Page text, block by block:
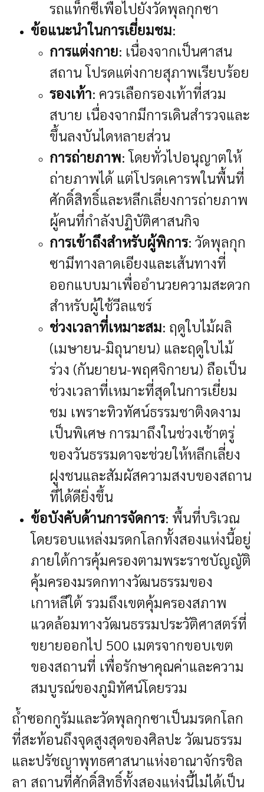
รถแท็กซี่เพื่อไปยังวัดพุลกุกซา
ข้อแนะนำในการเยี่ยมชม:
การแต่งกาย: เนื่องจากเป็นศาสน
สถาน โปรดแต่งกายสุภาพเรียบร้อย
รองเท้า: ควรเลือกรองเท้าที่สวม
สบาย เนื่องจากมีการเดินสำรวจและ
ขึ้นลงบันไดหลายส่วน
การถ่ายภาพ: โดยทั่วไปอนุญาตให้
ถ่ายภาพได้ แต่โปรดเคารพในพื้นที่
ศักดิ์สิทธิ์และหลีกเลี่ยงการถ่ายภาพ
ผู้คนที่กำลังปฏิบัติศาสนกิจ
การเข้าถึงสำหรับผู้พิการ: วัดพุลกุก
ซามีทางลาดเอียงและเส้นทางที่
ออกแบบมาเพื่ออำนวยความสะดวก
สำหรับผู้ใช้วีลแชร์
ช่วงเวลาที่เหมาะสม: ฤดูใบไม้ผลิ
(เมษายน-มิถุนายน) และฤดูใบไม้
ร่วง (กันยายน-พฤศจิกายน) ถือเป็น
ช่วงเวลาที่เหมาะที่สุดในการเยี่ยม
ชม เพราะทิวทัศน์ธรรมชาติงดงาม
เป็นพิเศษ การมาถึงในช่วงเช้าตรู่
ของวันธรรมดาจะช่วยให้หลีกเลี่ยง
ฝูงชนและสัมผัสความสงบของสถาน
ที่ได้ดียิ่งขึ้น
ข้อบังคับด้านการจัดการ: พื้นที่บริเวณ
โดยรอบแหล่งมรดกโลกทั้งสองแห่งนี้อยู่
ภายใต้การคุ้มครองตามพระราชบัญญัติ
คุ้มครองมรดกทางวัฒนธรรมของ
เกาหลีใต้ รวมถึงเขตคุ้มครองสภาพ
แวดล้อมทางวัฒนธรรมประวัติศาสตร์ที่
ขยายออกไป 500 เมตรจากขอบเขต
ของสถานที่ เพื่อรักษาคุณค่าและความ
สมบูรณ์ของภูมิทัศน์โดยรวม
ถ้ำซอกกูรัมและวัดพุลกุกซาเป็นมรดกโลก
ที่สะท้อนถึงจุดสูงสุดของศิลปะ วัฒนธรรม
และปรัชญาพุทธศาสนาแห่งอาณาจักรชิล
ลา สถานที่ศักดิ์สิทธิ์ทั้งสองแห่งนี้ไม่ได้เป็น